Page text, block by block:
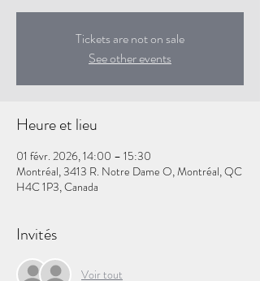
Tickets are not on sale
See other events
Heure et lieu
01 févr. 2026, 14:00 – 15:30
Montréal, 3413 R. Notre Dame O, Montréal, QC
H4C 1P3, Canada
Invités
Voir tout